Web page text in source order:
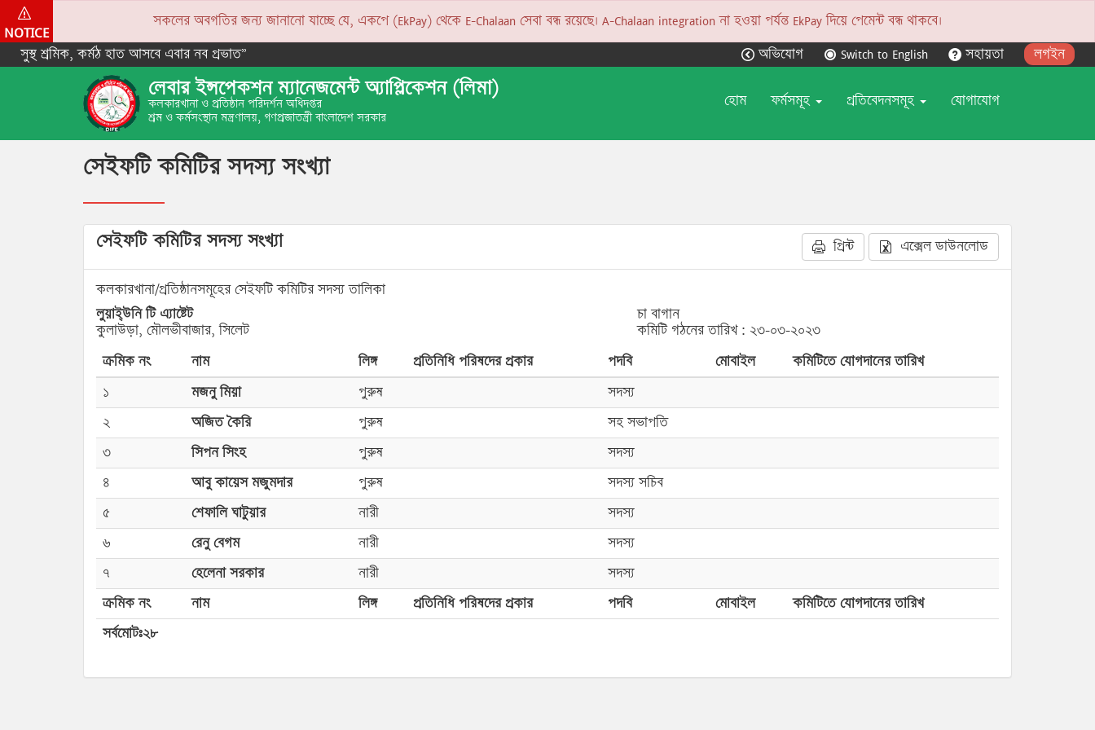
NOTICE
সকলের অবগতির জন্য জানানো যাচ্ছে যে, একপে (EkPay) থেকে E-Chalaan সেবা বন্ধ রয়েছে। A-Chalaan integration না হওয়া পর্যন্ত EkPay দিয়ে পেমেন্ট বন্ধ থাকবে।
সুস্থ শ্রমিক, কর্মঠ হাত আসবে এবার নব প্রভাত”
অভিযোগ Switch to English সহায়তা লগইন
লেবার ইন্সপেকশন ম্যানেজমেন্ট অ্যাপ্লিকেশন (লিমা)
কলকারখানা ও প্রতিষ্ঠান পরিদর্শন অধিদপ্তর
শ্রম ও কর্মসংস্থান মন্ত্রণালয়, গণপ্রজাতন্ত্রী বাংলাদেশ সরকার
হোম ফর্মসমূহ প্রতিবেদনসমূহ যোগাযোগ
সেইফটি কমিটির সদস্য সংখ্যা
সেইফটি কমিটির সদস্য সংখ্যা প্রিন্ট এক্সেল ডাউনলোড
কলকারখানা/প্রতিষ্ঠানসমূহের সেইফটি কমিটির সদস্য তালিকা
লুয়াই্‌উনি টি এ্যাষ্টেট
কুলাউড়া, মৌলভীবাজার, সিলেট
চা বাগান
কমিটি গঠনের তারিখ : ২৩-০৩-২০২৩
ক্রমিক নং
নাম লিঙ্গ প্রতিনিধি পরিষদের প্রকার পদবি মোবাইল
কমিটিতে যোগদানের তারিখ
১
মজনু মিয়া পুরুষ
সদস্য
২
অজিত কৈরি পুরুষ
সহ সভাপতি
৩
সিপন সিংহ পুরুষ
সদস্য
৪
আবু কায়েস মজুমদার পুরুষ
সদস্য সচিব
৫
শেফালি ঘাটুয়ার নারী
সদস্য
৬
রেনু বেগম নারী
সদস্য
৭
হেলেনা সরকার নারী
সদস্য
ক্রমিক নং
নাম লিঙ্গ প্রতিনিধি পরিষদের প্রকার পদবি মোবাইল
কমিটিতে যোগদানের তারিখ
সর্বমোটঃ২৮